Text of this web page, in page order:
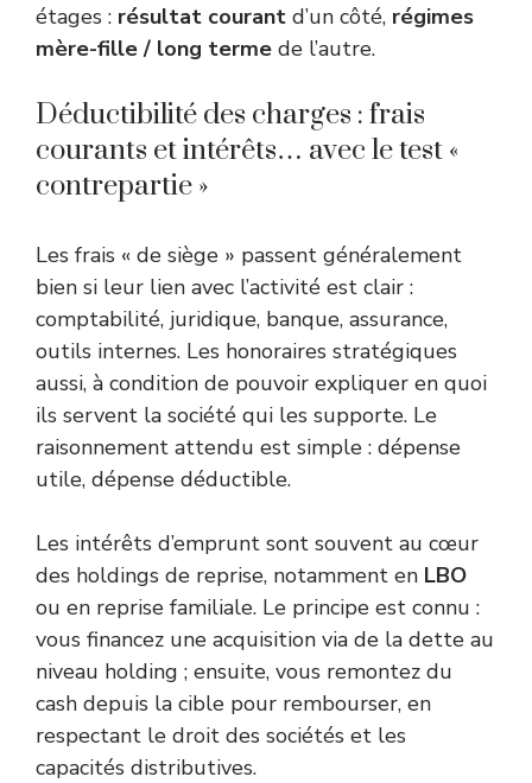
étages : résultat courant d’un côté, régimes
mère-fille / long terme de l’autre.
Déductibilité des charges : frais
courants et intérêts… avec le test «
contrepartie »
Les frais « de siège » passent généralement
bien si leur lien avec l’activité est clair :
comptabilité, juridique, banque, assurance,
outils internes. Les honoraires stratégiques
aussi, à condition de pouvoir expliquer en quoi
ils servent la société qui les supporte. Le
raisonnement attendu est simple : dépense
utile, dépense déductible.
Les intérêts d’emprunt sont souvent au cœur
des holdings de reprise, notamment en LBO
ou en reprise familiale. Le principe est connu :
vous financez une acquisition via de la dette au
niveau holding ; ensuite, vous remontez du
cash depuis la cible pour rembourser, en
respectant le droit des sociétés et les
capacités distributives.